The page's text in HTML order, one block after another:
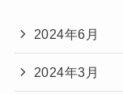
2024年6月
2024年3月